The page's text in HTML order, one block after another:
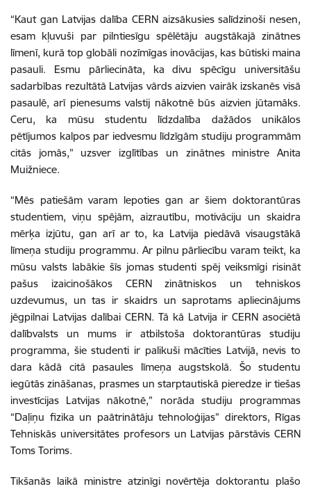
“Kaut gan Latvijas dalība CERN aizsākusies salīdzinoši nesen,
esam kļuvuši par pilntiesīgu spēlētāju augstākajā zinātnes
līmenī, kurā top globāli nozīmīgas inovācijas, kas būtiski maina
pasauli. Esmu pārliecināta, ka divu spēcīgu universitāšu
sadarbības rezultātā Latvijas vārds aizvien vairāk izskanēs visā
pasaulē, arī pienesums valstij nākotnē būs aizvien jūtamāks.
Ceru, ka mūsu studentu līdzdalība dažādos unikālos
pētījumos kalpos par iedvesmu līdzīgām studiju programmām
citās jomās,” uzsver izglītības un zinātnes ministre Anita
Muižniece.
“Mēs patiešām varam lepoties gan ar šiem doktorantūras
studentiem, viņu spējām, aizrautību, motivāciju un skaidra
mērķa izjūtu, gan arī ar to, ka Latvija piedāvā visaugstākā
līmeņa studiju programmu. Ar pilnu pārliecību varam teikt, ka
mūsu valsts labākie šīs jomas studenti spēj veiksmīgi risināt
pašus izaicinošākos CERN zinātniskos un tehniskos
uzdevumus, un tas ir skaidrs un saprotams apliecinājums
jēgpilnai Latvijas dalībai CERN. Tā kā Latvija ir CERN asociētā
dalībvalsts un mums ir atbilstoša doktorantūras studiju
programma, šie studenti ir palikuši mācīties Latvijā, nevis to
dara kādā citā pasaules līmeņa augstskolā. Šo studentu
iegūtās zināšanas, prasmes un starptautiskā pieredze ir tiešas
investīcijas Latvijas nākotnē,” norāda studiju programmas
“Daļiņu fizika un paātrinātāju tehnoloģijas” direktors, Rīgas
Tehniskās universitātes profesors un Latvijas pārstāvis CERN
Toms Torims.
Tikšanās laikā ministre atzinīgi novērtēja doktorantu plašo